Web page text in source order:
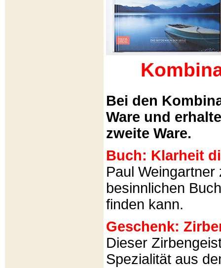
Bei den
Ware und
zweite Ware.
Buch: Klarheit
Paul
besinnlichen
finden kann.
Geschenk:
Dieser
Spezialität aus